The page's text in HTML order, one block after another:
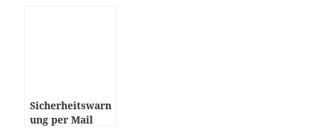
Sicherheitswarn
ung per Mail